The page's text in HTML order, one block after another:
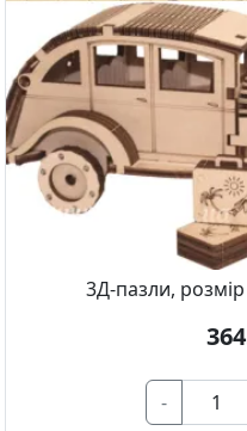
3Д-пазли,
-